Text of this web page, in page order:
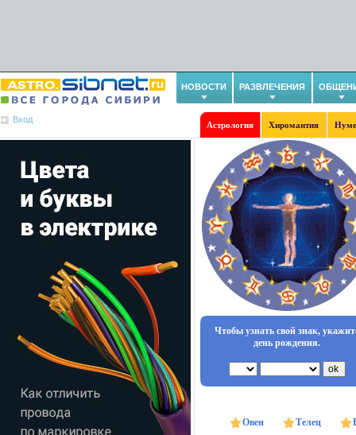
НОВОСТИ РАЗВЛЕЧЕНИЯ
Вход
Астрология Хиромантия
Чтобы узнать свой знак,
день рождения.
Овен Телец